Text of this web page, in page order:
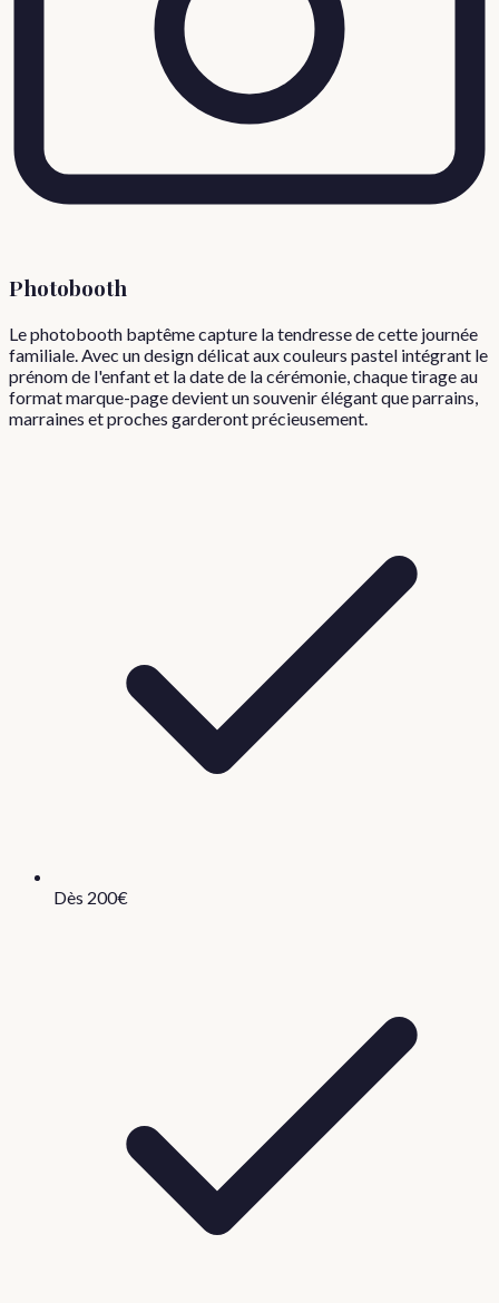
Photobooth
Le photobooth baptême capture la tendresse de cette journée
familiale. Avec un design délicat aux couleurs pastel intégrant le
prénom de l'enfant et la date de la cérémonie, chaque tirage au
format marque-page devient un souvenir élégant que parrains,
marraines et proches garderont précieusement.
Dès 200€